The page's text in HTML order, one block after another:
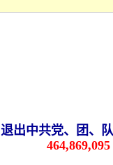
退出中共党、团、
464,869,095